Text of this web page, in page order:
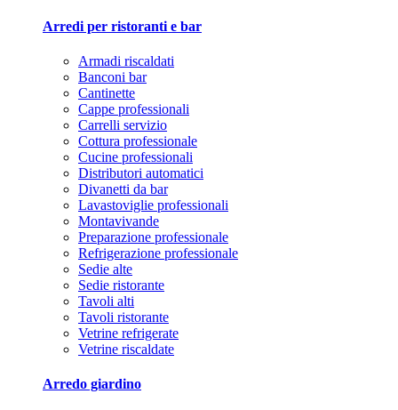
Arredi per ristoranti e bar
Armadi riscaldati
Banconi bar
Cantinette
Cappe professionali
Carrelli servizio
Cottura professionale
Cucine professionali
Distributori automatici
Divanetti da bar
Lavastoviglie professionali
Montavivande
Preparazione professionale
Refrigerazione professionale
Sedie alte
Sedie ristorante
Tavoli alti
Tavoli ristorante
Vetrine refrigerate
Vetrine riscaldate
Arredo giardino